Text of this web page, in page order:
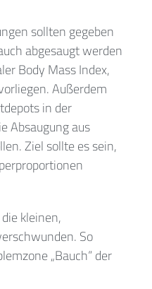
sollten gegeben
abgesaugt werden
Body Mass Index,
Außerdem
in der
Absaugung aus
Ziel sollte es sein,
kleinen,
So
„Bauch“ der